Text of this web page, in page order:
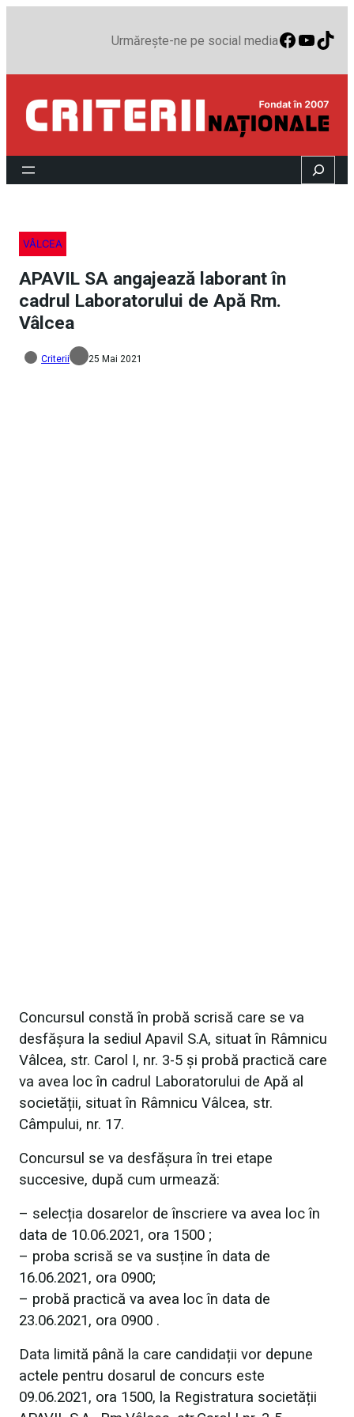
Urmărește-ne pe social media
Search
VÂLCEA
APAVIL SA angajează laborant în
cadrul Laboratorului de Apă Rm.
Vâlcea
Criterii 25 Mai 2021
Concursul constă în probă scrisă care se va
desfășura la sediul Apavil S.A, situat în Râmnicu
Vâlcea, str. Carol I, nr. 3-5 și probă practică care
va avea loc în cadrul Laboratorului de Apă al
societății, situat în Râmnicu Vâlcea, str.
Câmpului, nr. 17.
Concursul se va desfășura în trei etape
succesive, după cum urmează:
– selecția dosarelor de înscriere va avea loc în
data de 10.06.2021, ora 1500 ;
– proba scrisă se va susține în data de
16.06.2021, ora 0900;
– probă practică va avea loc în data de
23.06.2021, ora 0900 .
Data limită până la care candidații vor depune
actele pentru dosarul de concurs este
09.06.2021, ora 1500, la Registratura societății